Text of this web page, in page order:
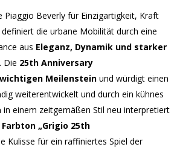
Piaggio Beverly für Einzigartigkeit, Kraft
die urbane Mobilität durch eine
aus Eleganz, Dynamik und starker
Die 25th Anniversary
Meilenstein und würdigt einen
weiterentwickelt und durch ein kühnes
einem zeitgemäßen Stil neu interpretiert
„Grigio 25th
Kulisse für ein raffiniertes Spiel der